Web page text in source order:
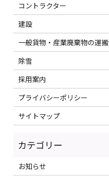
コントラクター
建設
一般貨物・産業廃棄物の運搬
除雪
採用案内
プライバシーポリシー
サイトマップ
お知らせ